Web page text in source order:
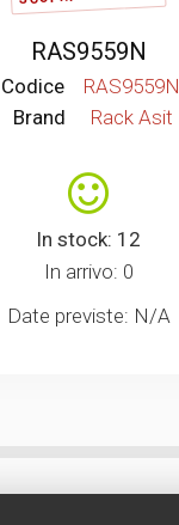
RAS9559N
Codice
RAS9559N
Brand
Rack Asit
In stock: 12
In arrivo: 0
Date previste: N/A